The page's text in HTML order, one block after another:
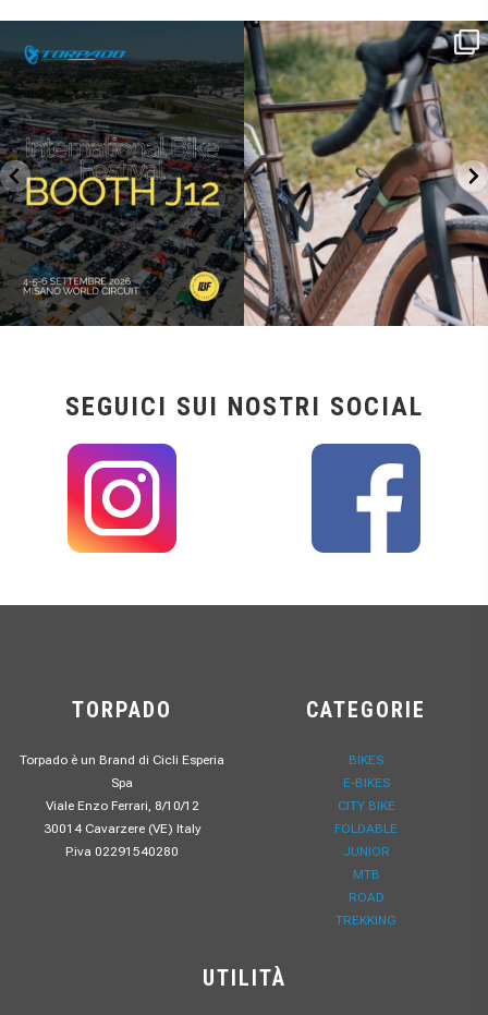
IBF sta per...
14 1
Kepler R è la gravel pensata per affrontare
lunghe...
26 0
SEGUICI SUI NOSTRI SOCIAL
TORPADO
Torpado è un Brand di Cicli Esperia
Spa
Viale Enzo Ferrari, 8/10/12
30014 Cavarzere (VE) Italy
P.iva 02291540280
CATEGORIE
BIKES
E-BIKES
CITY BIKE
FOLDABLE
JUNIOR
MTB
ROAD
TREKKING
UTILITÀ